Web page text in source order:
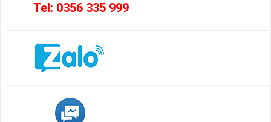
Tel: 0356 335 999